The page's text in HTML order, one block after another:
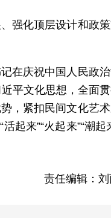
强化顶层设计和政策
在庆祝中国人民政
平文化思想，全面
，紧扣民间文化艺
起来”“火起来”“潮起
责任编辑：